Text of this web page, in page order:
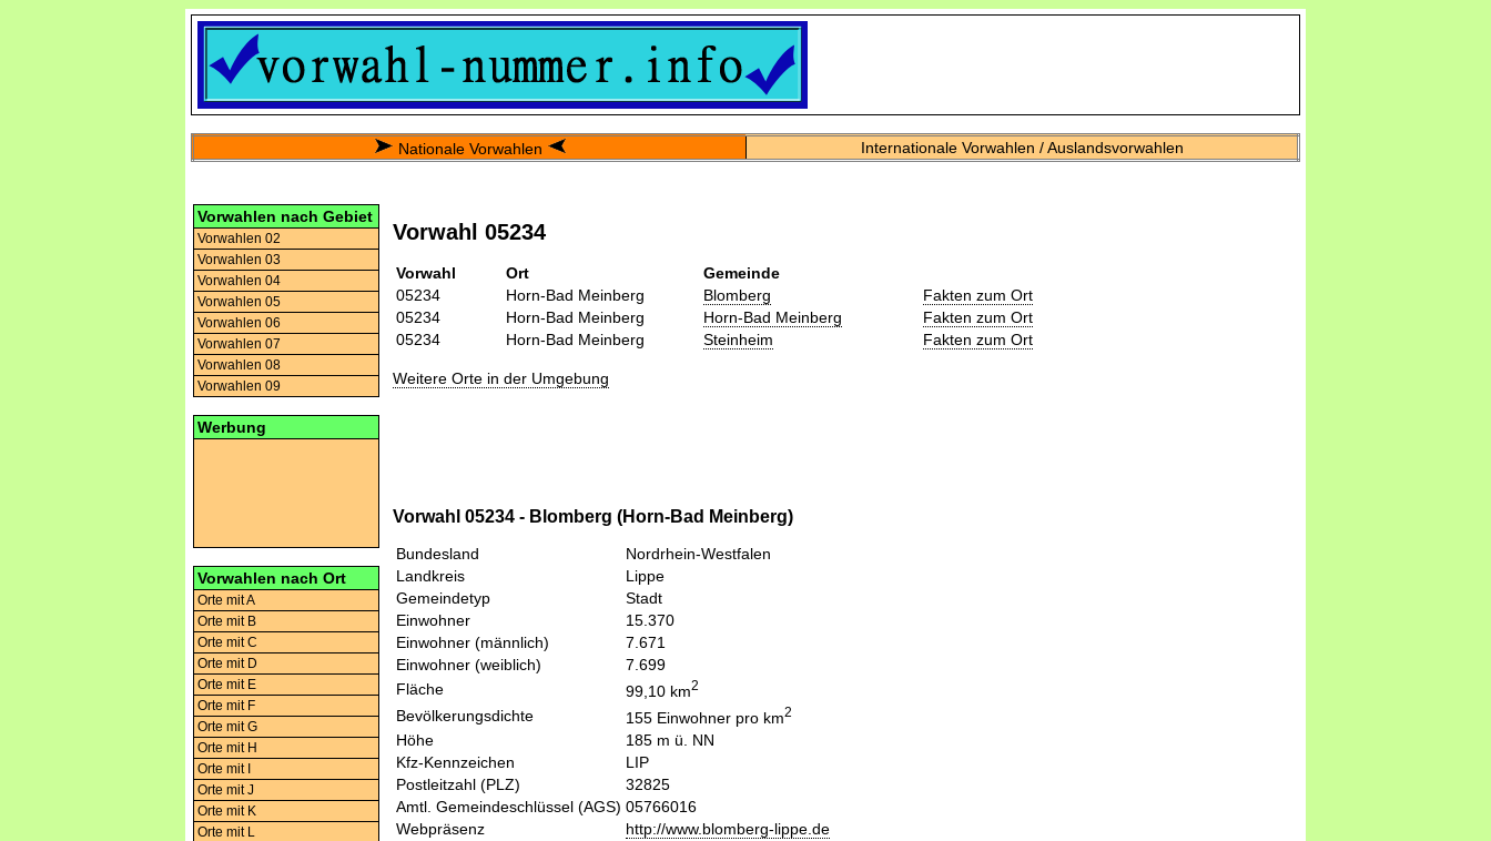
Nationale Vorwahlen Internationale Vorwahlen / Auslandsvorwahlen
Vorwahlen nach Gebiet
Vorwahlen 02
Vorwahlen 03
Vorwahlen 04
Vorwahlen 05
Vorwahlen 06
Vorwahlen 07
Vorwahlen 08
Vorwahlen 09
Werbung
Vorwahlen nach Ort
Orte mit A
Orte mit B
Orte mit C
Orte mit D
Orte mit E
Orte mit F
Orte mit G
Orte mit H
Orte mit I
Orte mit J
Orte mit K
Orte mit L
Vorwahl 05234
Vorwahl Ort
Gemeinde
05234
Horn-Bad Meinberg Blomberg
Fakten zum Ort
05234
Horn-Bad Meinberg Horn-Bad Meinberg
Fakten zum Ort
05234
Horn-Bad Meinberg Steinheim Fakten zum Ort
Weitere Orte in der Umgebung
Vorwahl 05234 - Blomberg (Horn-Bad Meinberg)
Bundesland
Nordrhein-Westfalen
Landkreis
Lippe
Gemeindetyp
Stadt
Einwohner
15.370
Einwohner (männlich)
7.671
Einwohner (weiblich)
7.699
Fläche
99,10 km2
Bevölkerungsdichte 155 Einwohner pro km2
Höhe
185 m ü. NN
Kfz-Kennzeichen
LIP
Postleitzahl (PLZ)
32825
Amtl. Gemeindeschlüssel (AGS) 05766016
Webpräsenz
http://www.blomberg-lippe.de